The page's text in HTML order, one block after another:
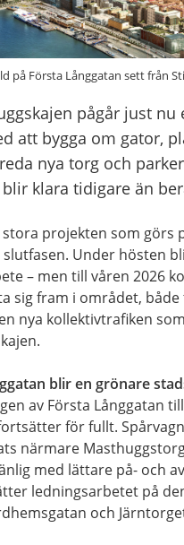
på Första Långgatan sett från
pågår just
att bygga om gator,
nya torg och
klara tidigare än
stora projekten som görs
slutfasen. Under hösten
– men till våren 2026
sig fram i området, både
nya kollektivtrafiken
blir en grönare
av Första Långgatan
för fullt.
närmare
med lättare på- och
ledningsarbetet på
och